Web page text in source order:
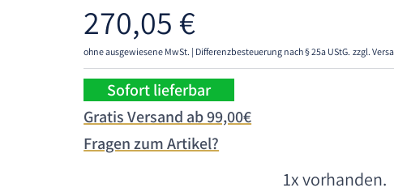
270,05 €
ohne ausgewiesene MwSt. | Differenzbesteuerung nach § 25a UStG. zzgl.
Sofort lieferbar
Gratis Versand ab 99,00€
Fragen zum Artikel?
1x vorhanden.